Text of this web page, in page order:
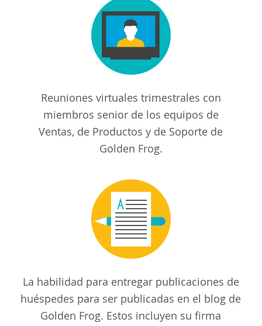
Reuniones virtuales trimestrales con
miembros senior de los equipos de
Ventas, de Productos y de Soporte de
Golden Frog.
La habilidad para entregar publicaciones de
huéspedes para ser publicadas en el blog de
Golden Frog. Estos incluyen su firma